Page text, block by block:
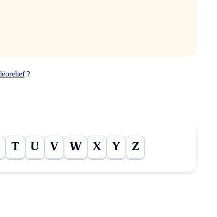
?
T U V W X Y Z